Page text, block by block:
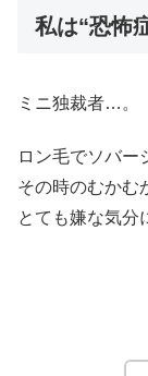
私は“恐怖
ミニ独裁者…。
ロン毛でソバー
その時のむかむ
とても嫌な気分